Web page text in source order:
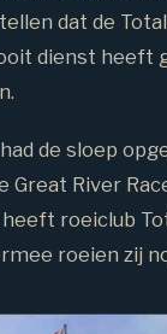
dat de
dienst heeft
de sloep
Great River
roeiclub
roeien zij